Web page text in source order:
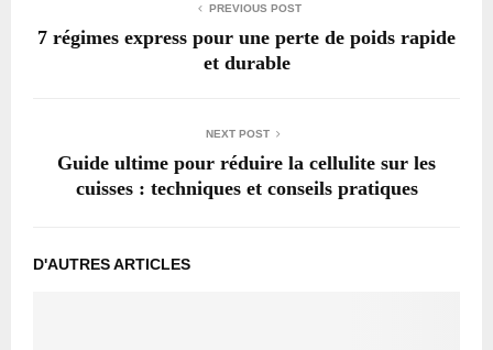
PREVIOUS POST
7 régimes express pour une perte de poids rapide
et durable
NEXT POST
Guide ultime pour réduire la cellulite sur les
cuisses : techniques et conseils pratiques
D'AUTRES ARTICLES